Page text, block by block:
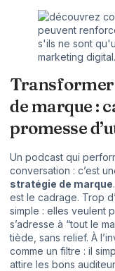
Transformer
de marque :
promesse
Un podcast qui
conversation : c’est
stratégie de marque
est le cadrage. Trop
simple : elles veulent
s’adresse à “tout le
tiède, sans relief. À
comme un filtre : il
attire les bons